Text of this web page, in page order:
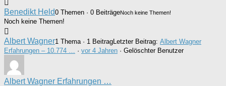
Benedikt Held0 Themen · 0 BeiträgeNoch keine Themen!
Noch keine Themen!
Albert Wagner1 Thema · 1 BeitragLetzter Beitrag: Albert Wagner
Erfahrungen – 10.774 …
· vor 4 Jahren · Gelöschter Benutzer
Albert Wagner Erfahrungen …